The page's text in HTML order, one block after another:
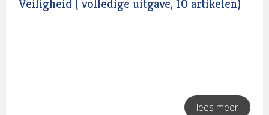
Wat gebeurt er bij onze klanten en onszelf, op ’t randje
Veiligheid ( volledige uitgave, 10 artikelen)
lees meer